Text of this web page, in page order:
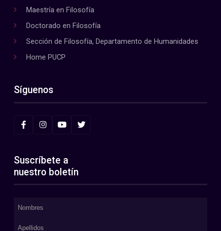
Maestría en Filosofía
Doctorado en Filosofía
Sección de Filosofía, Departamento de Humanidades
Home PUCP
Síguenos
Suscríbete a
nuestro boletín